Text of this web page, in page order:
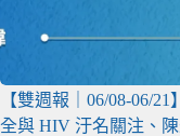
【雙週報｜06/08-06/
全與 HIV 汙名關注、